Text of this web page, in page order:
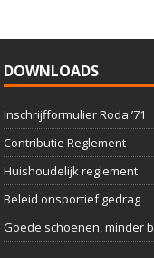
DOWNLOADS
Inschrijfformulier Roda ’71
Contributie Reglement
Huishoudelijk reglement
Beleid onsportief gedrag
Goede schoenen, minder